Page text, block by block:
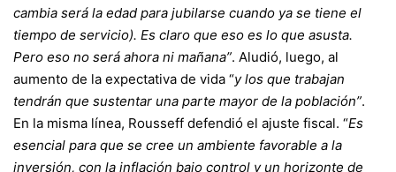
cambia será la edad para jubilarse cuando ya se tiene el
tiempo de servicio). Es claro que eso es lo que asusta.
Pero eso no será ahora ni mañana”. Aludió, luego, al
aumento de la expectativa de vida “y los que trabajan
tendrán que sustentar una parte mayor de la población”.
En la misma línea, Rousseff defendió el ajuste fiscal. “Es
esencial para que se cree un ambiente favorable a la
inversión, con la inflación bajo control y un horizonte de